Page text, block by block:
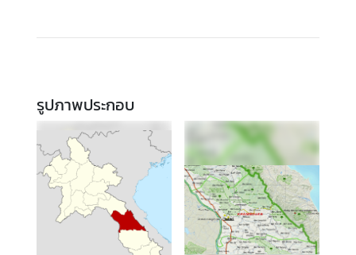
รูปภาพประกอบ